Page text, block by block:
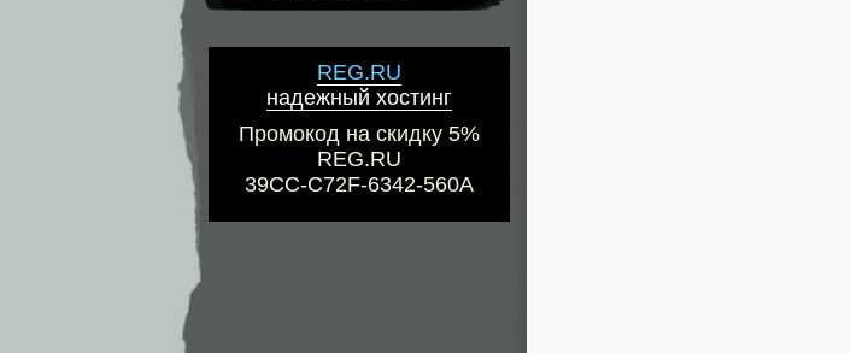
REG.RU
надежный хостинг
Промокод на скидку 5%
REG.RU
39CC-C72F-6342-560A